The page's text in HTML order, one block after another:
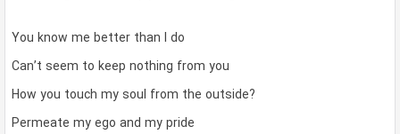
You know me better than I do
Can’t seem to keep nothing from you
How you touch my soul from the outside?
Permeate my ego and my pride